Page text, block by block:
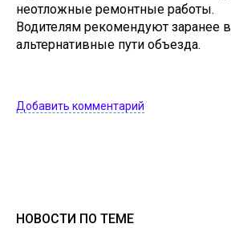
неотложные ремонтные работы.
Водителям рекомендуют заранее
альтернативные пути объезда.
Добавить комментарий
НОВОСТИ ПО ТЕМЕ